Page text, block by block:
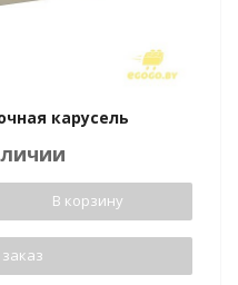
карусель
В корзину